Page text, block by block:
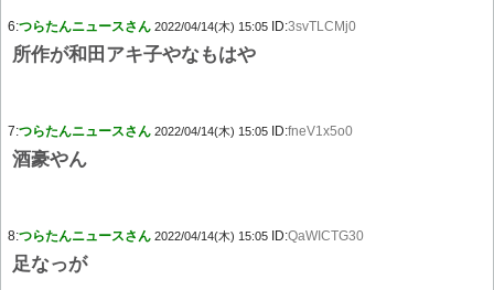
6:つらたんニュースさん 2022/04/14(木) 15:05 ID:3svTLCMj0
所作が和田アキ子やなもはや
7:つらたんニュースさん 2022/04/14(木) 15:05 ID:fneV1x5o0
酒豪やん
8:つらたんニュースさん 2022/04/14(木) 15:05 ID:QaWICTG30
足なっが